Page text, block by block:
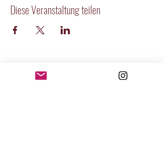
Diese Veranstaltung teilen